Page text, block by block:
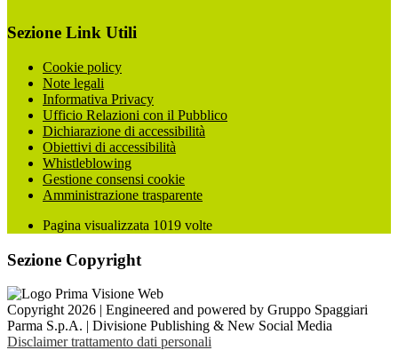
Sezione Link Utili
Cookie policy
Note legali
Informativa Privacy
Ufficio Relazioni con il Pubblico
Dichiarazione di accessibilità
Obiettivi di accessibilità
Whistleblowing
Gestione consensi cookie
Amministrazione trasparente
Pagina visualizzata 1019 volte
Sezione Copyright
Copyright 2026 | Engineered and powered by Gruppo Spaggiari
Parma S.p.A. | Divisione Publishing & New Social Media
Disclaimer trattamento dati personali